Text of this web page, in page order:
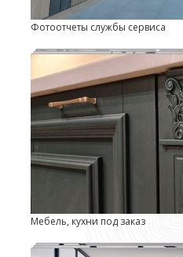
Фотоотчеты службы сервиса
Мебель, кухни под заказ